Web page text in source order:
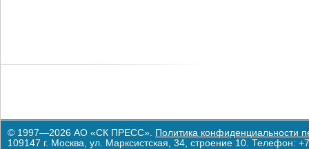
© 1997—2026 АО «СК ПРЕСС». Политика конфиденциальности
109147 г. Москва, ул. Марксистская, 34, строение 10. Телефон: